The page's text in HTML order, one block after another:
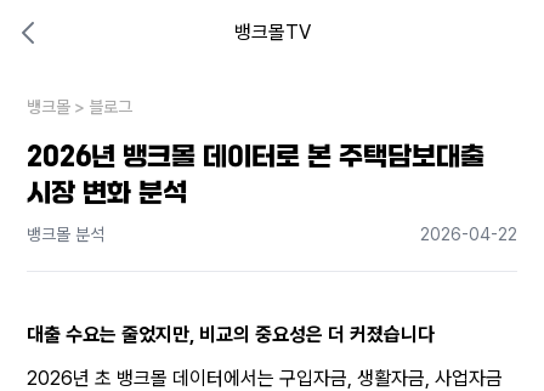
뱅크몰TV
내 상황엔 어떤 방법이 있을까?
뱅크몰 > 블로그
2026년 뱅크몰 데이터로 본 주택담보대출
시장 변화 분석
뱅크몰 분석 2026-04-22
대출 수요는 줄었지만, 비교의 중요성은 더 커졌습니다
2026년 초 뱅크몰 데이터에서는 구입자금, 생활자금, 사업자금